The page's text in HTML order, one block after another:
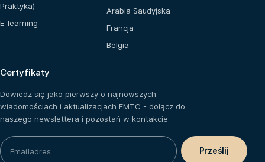
Praktyka)
E-learning
Arabia Saudyjska
Francja
Belgia
Certyfikaty
Dowiedz się jako pierwszy o najnowszych
wiadomościach i aktualizacjach FMTC - dołącz do
naszego newslettera i pozostań w kontakcie.